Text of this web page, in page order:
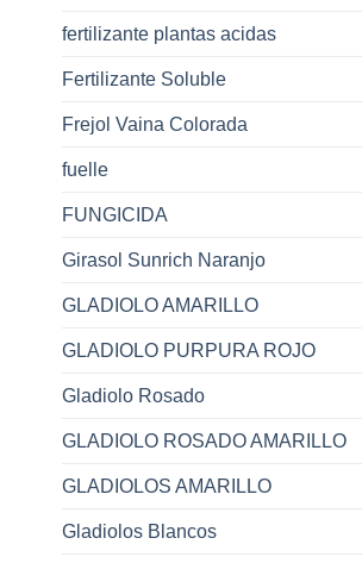
fertilizante plantas acidas
Fertilizante Soluble
Frejol Vaina Colorada
fuelle
FUNGICIDA
Girasol Sunrich Naranjo
GLADIOLO AMARILLO
GLADIOLO PURPURA ROJO
Gladiolo Rosado
GLADIOLO ROSADO AMARILLO
GLADIOLOS AMARILLO
Gladiolos Blancos